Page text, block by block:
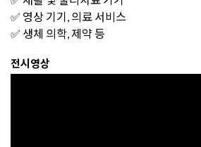
✅ 영상 기기, 의료 서비스
✅ 생체 의학, 제약 등
전시영상